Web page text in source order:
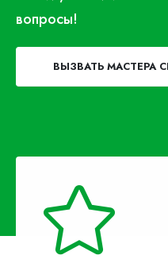
вопросы!
ВЫЗВАТЬ МАСТЕРА